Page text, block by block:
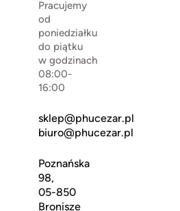
Pracujemy
od
poniedziałku
do piątku
w godzinach
08:00-
16:00
sklep@phucezar.pl
biuro@phucezar.pl
Poznańska
98,
05-850
Bronisze